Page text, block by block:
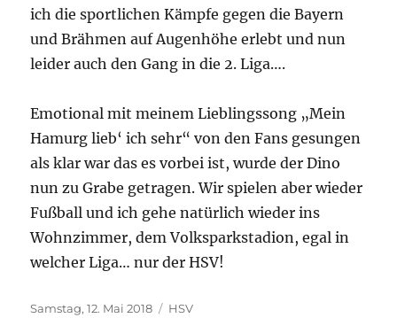
ich die sportlichen Kämpfe gegen die Bayern
und Brähmen auf Augenhöhe erlebt und nun
leider auch den Gang in die 2. Liga….
Emotional mit meinem Lieblingssong „Mein
Hamurg lieb‘ ich sehr“ von den Fans gesungen
als klar war das es vorbei ist, wurde der Dino
nun zu Grabe getragen. Wir spielen aber wieder
Fußball und ich gehe natürlich wieder ins
Wohnzimmer, dem Volksparkstadion, egal in
welcher Liga… nur der HSV!
Veröffentlicht
Samstag, 12. Mai 2018 Kategorien
HSV